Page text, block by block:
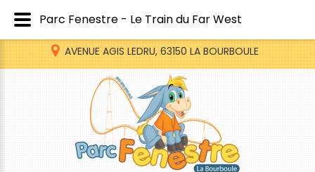
AVENUE AGIS LEDRU, 63150 LA BOURBOULE
Parc Fenestre - Le Train du Far West